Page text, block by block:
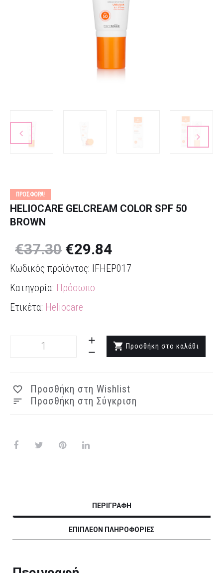
ΠΡΟΣΦΟΡΆ!
HELIOCARE GELCREAM COLOR SPF 50
BROWN
€37.30 €29.84
Κωδικός προϊόντος: IFHEP017
Κατηγορία: Πρόσωπο
Ετικέτα: Heliocare
50
Brown
ποσότητα
Προσθήκη στο καλάθι
Προσθήκη στη Wishlist
Προσθήκη στη Σύγκριση
ΠΕΡΙΓΡΑΦΉ
ΕΠΙΠΛΈΟΝ ΠΛΗΡΟΦΟΡΊΕΣ